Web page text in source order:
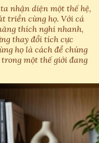
nhận diện một thế hệ,
triển cùng họ. Với cá
thích nghi nhanh,
thay đổi tích cực
họ là cách để chúng
một thế giới đang